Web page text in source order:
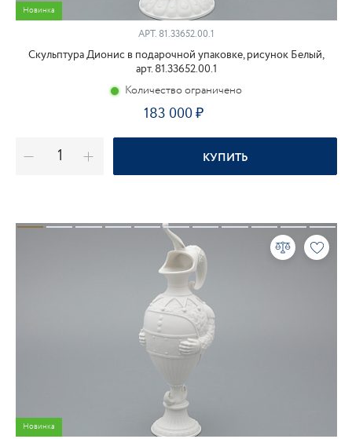
Новинка
АРТ. 81.33652.00.1
Скульптура Дионис в подарочной упаковке, рисунок Белый,
арт. 81.33652.00.1
Количество ограничено
183 000
КУПИТЬ
Новинка